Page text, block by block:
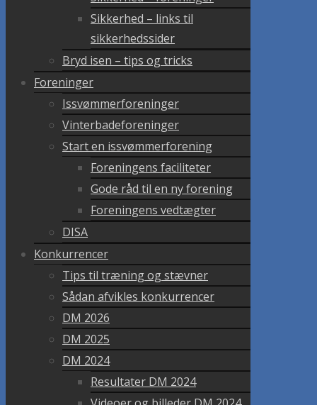
Sikkerhed – links til
sikkerhedssider
Bryd isen – tips og tricks
Foreninger
Issvømmerforeninger
Vinterbadeforeninger
Start en issvømmerforening
Foreningens faciliteter
Gode råd til en ny forening
Foreningens vedtægter
DISA
Konkurrencer
Tips til træning og stævner
Sådan afvikles konkurrencer
DM 2026
DM 2025
DM 2024
Resultater DM 2024